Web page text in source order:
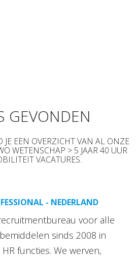
GEVONDEN
JE EEN OVERZICHT VAN AL ONZE
WETENSCHAP > 5 JAAR 40 UUR
VACATURES.
- NEDERLAND
voor alle
sinds 2008 in
functies. We werven,